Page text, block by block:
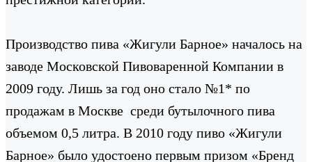
Производство пива «Жигули Барное» началось на
заводе Московской Пивоваренной Компании в
2009 году. Лишь за год оно стало №1* по
продажам в Москве среди бутылочного пива
объемом 0,5 литра. В 2010 году пиво «Жигули
Барное» было удостоено первым призом «Бренд